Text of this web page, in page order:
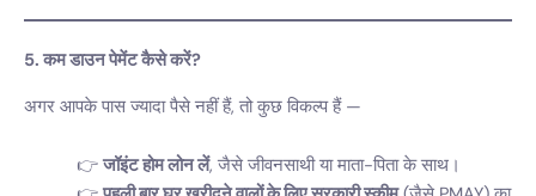
5. कम डाउन पेमेंट कैसे करें?
अगर आपके पास ज्यादा पैसे नहीं हैं, तो कुछ विकल्प हैं —
जॉइंट होम लोन लें, जैसे जीवनसाथी या माता-पिता के साथ।